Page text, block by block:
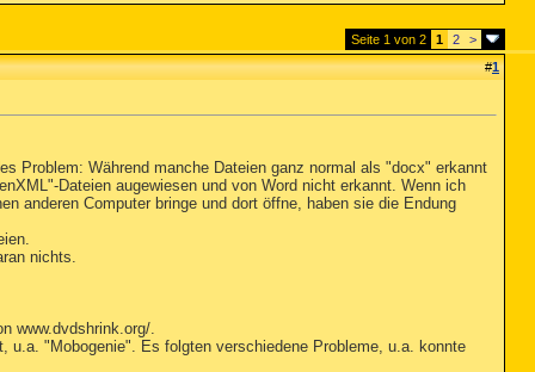
Seite 1 von 2 1 2
>
#1
Problem: Während manche Dateien ganz normal als "docx" erkannt
Dateien augewiesen und von Word nicht erkannt. Wenn ich
anderen Computer bringe und dort öffne, haben sie die Endung
nichts.
www.dvdshrink.org/.
u.a. "Mobogenie". Es folgten verschiedene Probleme, u.a. konnte